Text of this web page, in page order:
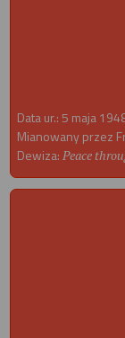
Data ur.: 5 maja
Mianowany przez
Dewiza: Peace